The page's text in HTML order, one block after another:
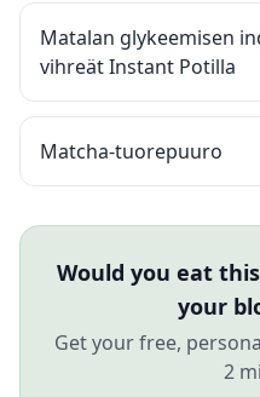
Matalan glykeemisen
vihreät Instant Potilla
Matcha-tuorepuuro
Would you eat
your
Get your free,
2